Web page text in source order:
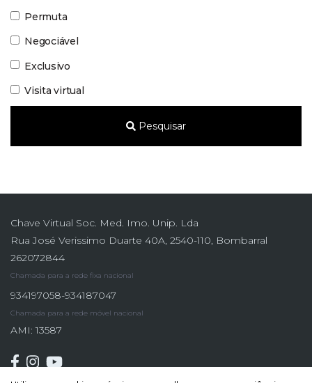
Permuta
Negociável
Exclusivo
Visita virtual
Pesquisar
Chave Virtual Soc. Med. Imo. Unip. Lda
Rua José Verissimo Duarte 40A, 2540-110, Bombarral
262072844
Chamada para a rede fixa nacional
934197058-934187047
Chamada para a rede móvel nacional
AMI: 13587